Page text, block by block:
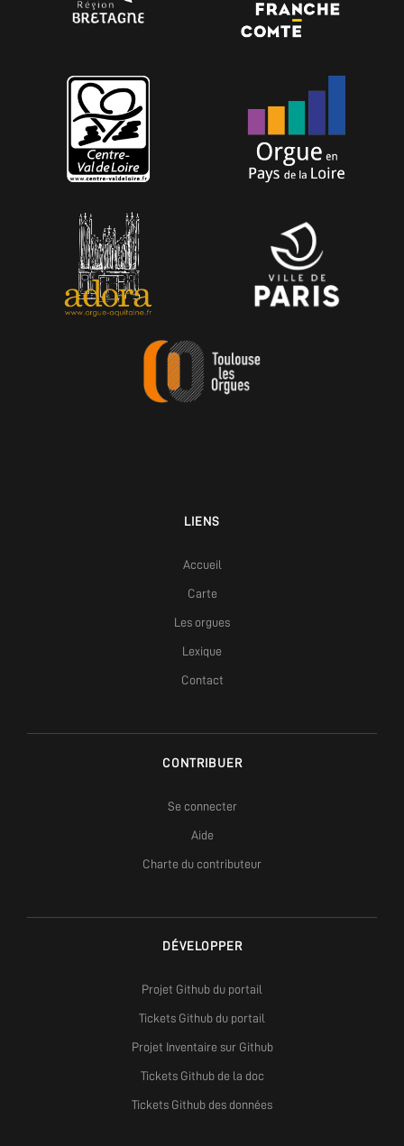
LIENS
Accueil
Carte
Les orgues
Lexique
Contact
CONTRIBUER
Se connecter
Aide
Charte du contributeur
DÉVELOPPER
Projet Github du portail
Tickets Github du portail
Projet Inventaire sur Github
Tickets Github de la doc
Tickets Github des données